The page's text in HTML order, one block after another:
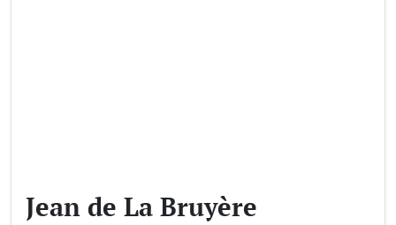
Jean de La Bruyère